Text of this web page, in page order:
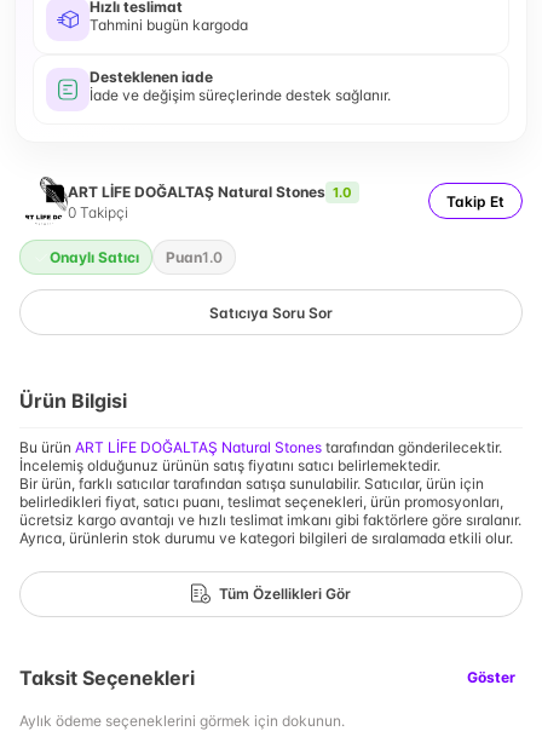
Hızlı teslimat
Tahmini bugün kargoda
Desteklenen iade
İade ve değişim süreçlerinde destek sağlanır.
ART LİFE DOĞALTAŞ Natural Stones 1.0
0 Takipçi
Takip Et
Onaylı Satıcı Puan1.0
Satıcıya Soru Sor
Ürün Bilgisi
Bu ürün ART LİFE DOĞALTAŞ Natural Stones tarafından gönderilecektir.
İncelemiş olduğunuz ürünün satış fiyatını satıcı belirlemektedir.
Bir ürün, farklı satıcılar tarafından satışa sunulabilir. Satıcılar, ürün için
belirledikleri fiyat, satıcı puanı, teslimat seçenekleri, ürün promosyonları,
ücretsiz kargo avantajı ve hızlı teslimat imkanı gibi faktörlere göre sıralanır.
Ayrıca, ürünlerin stok durumu ve kategori bilgileri de sıralamada etkili olur.
Tüm Özellikleri Gör
Taksit Seçenekleri Göster
Aylık ödeme seçeneklerini görmek için dokunun.